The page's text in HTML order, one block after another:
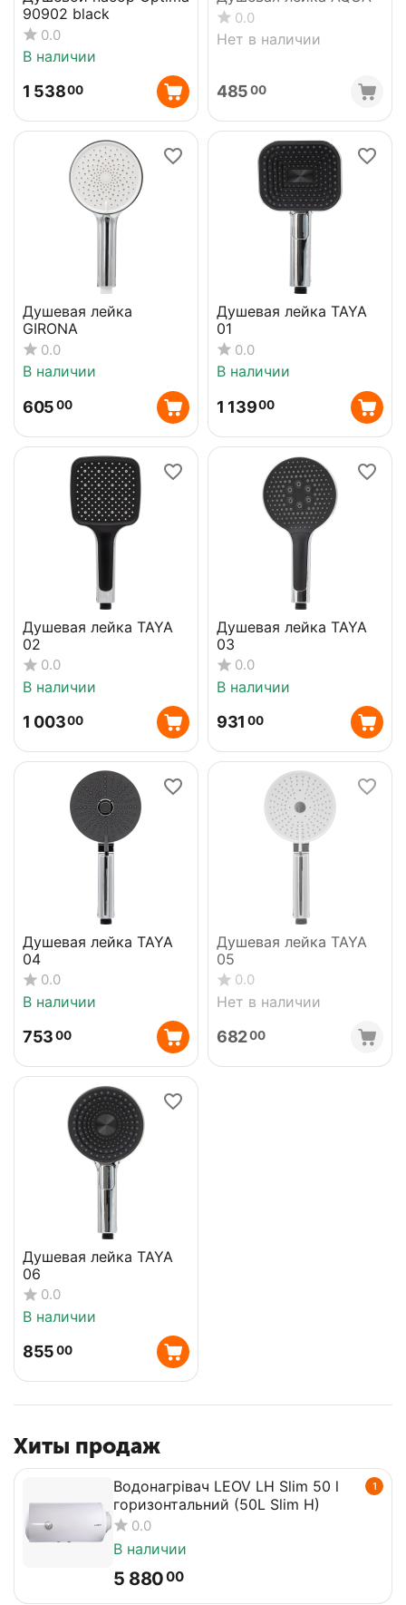
90902 black
0.0
В наличии
1 53800
0.0
Нет в наличии
48500
Душевая лейка
GIRONA
0.0
В наличии
60500
Душевая лейка TAYA
01
0.0
В наличии
1 13900
Душевая лейка TAYA
02
0.0
В наличии
1 00300
Душевая лейка TAYA
03
0.0
В наличии
931 00
Душевая лейка TAYA
04
0.0
В наличии
75300
Душевая лейка TAYA
05
0.0
Нет в наличии
68200
Душевая лейка TAYA
06
0.0
В наличии
85500
Хиты продаж
1
Водонагрівач LEOV LH Slim 50 l
горизонтальний (50L Slim H)
0.0
В наличии
5 88000